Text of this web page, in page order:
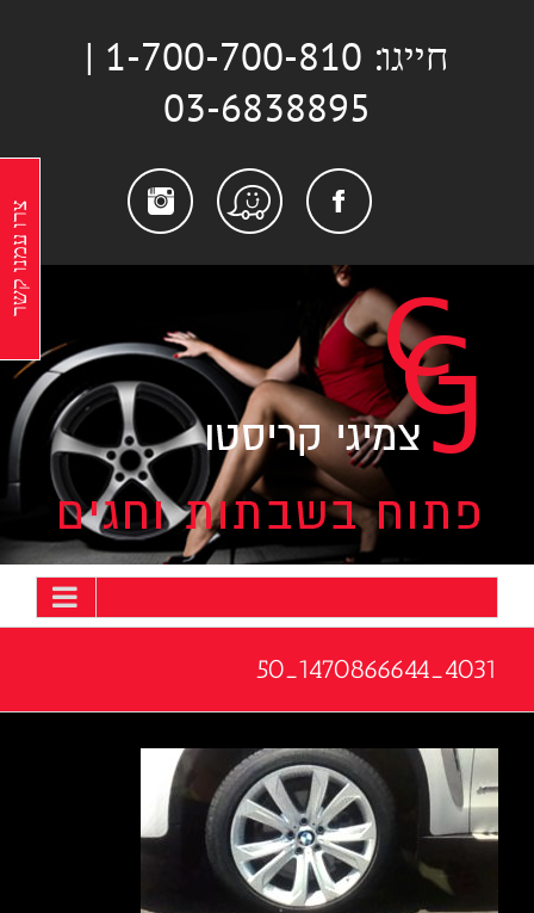
חייגו: 1-700-700-810 |
03-6838895
Facebook
Waze
4031_1470866644_50
צרו עמנו קשר